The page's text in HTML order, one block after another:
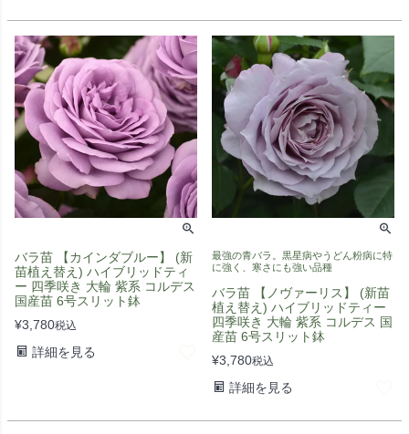
バラ苗 【カインダブルー】 (新
苗植え替え) ハイブリッドティ
ー 四季咲き 大輪 紫系 コルデス
国産苗 6号スリット鉢
¥3,780税込
詳細を見る
最強の青バラ。黒星病やうどん粉病に特
に強く、寒さにも強い品種
バラ苗 【ノヴァーリス】 (新苗
植え替え) ハイブリッドティー
四季咲き 大輪 紫系 コルデス 国
産苗 6号スリット鉢
¥3,780税込
詳細を見る